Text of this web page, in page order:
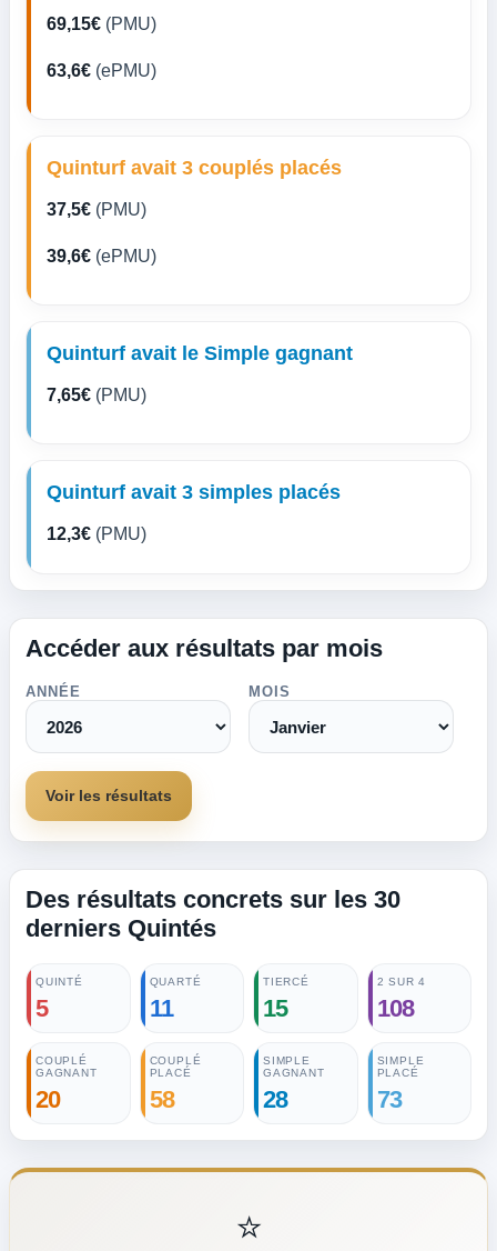
69,15€ (PMU)
63,6€ (ePMU)
Quinturf avait 3 couplés placés
37,5€ (PMU)
39,6€ (ePMU)
Quinturf avait le Simple gagnant
7,65€ (PMU)
Quinturf avait 3 simples placés
12,3€ (PMU)
Accéder aux résultats par mois
ANNÉE MOIS
Voir les résultats
Des résultats concrets sur les 30
derniers Quintés
QUINTÉ
5
QUARTÉ
11
TIERCÉ
15
2 SUR 4
108
COUPLÉ
GAGNANT
20
COUPLÉ
PLACÉ
58
SIMPLE
GAGNANT
28
SIMPLE
PLACÉ
73
⭐